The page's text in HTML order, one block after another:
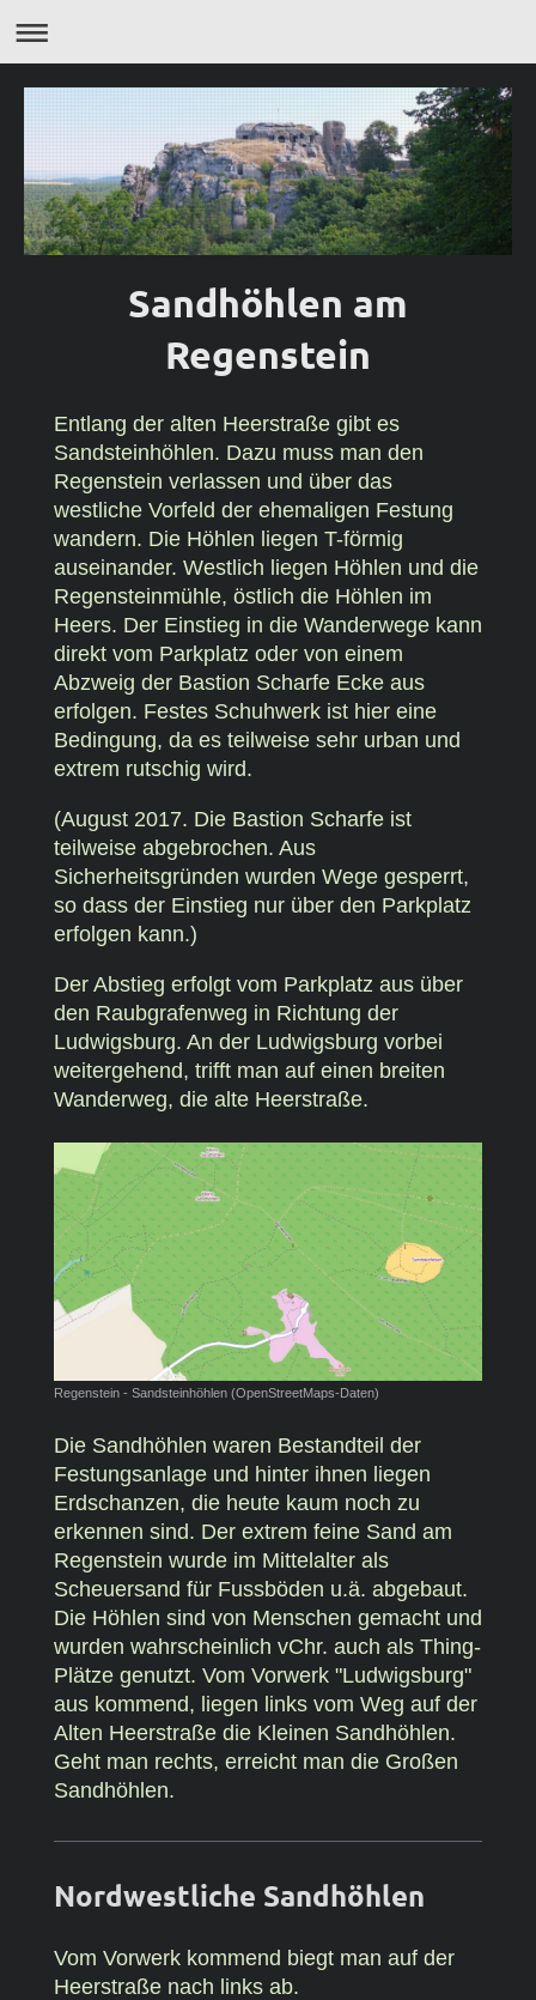
Sandhöhlen am
Regenstein
Entlang der alten Heerstraße gibt es
Sandsteinhöhlen. Dazu muss man den
Regenstein verlassen und über das
westliche Vorfeld der ehemaligen Festung
wandern. Die Höhlen liegen T-förmig
auseinander. Westlich liegen Höhlen und die
Regensteinmühle, östlich die Höhlen im
Heers. Der Einstieg in die Wanderwege kann
direkt vom Parkplatz oder von einem
Abzweig der Bastion Scharfe Ecke aus
erfolgen. Festes Schuhwerk ist hier eine
Bedingung, da es teilweise sehr urban und
extrem rutschig wird.
(August 2017. Die Bastion Scharfe ist
teilweise abgebrochen. Aus
Sicherheitsgründen wurden Wege gesperrt,
so dass der Einstieg nur über den Parkplatz
erfolgen kann.)
Der Abstieg erfolgt vom Parkplatz aus über
den Raubgrafenweg in Richtung der
Ludwigsburg. An der Ludwigsburg vorbei
weitergehend, trifft man auf einen breiten
Wanderweg, die alte Heerstraße.
Regenstein - Sandsteinhöhlen (OpenStreetMaps-Daten)
Die Sandhöhlen waren Bestandteil der
Festungsanlage und hinter ihnen liegen
Erdschanzen, die heute kaum noch zu
erkennen sind. Der extrem feine Sand am
Regenstein wurde im Mittelalter als
Scheuersand für Fussböden u.ä. abgebaut.
Die Höhlen sind von Menschen gemacht und
wurden wahrscheinlich vChr. auch als Thing-
Plätze genutzt. Vom Vorwerk "Ludwigsburg"
aus kommend, liegen links vom Weg auf der
Alten Heerstraße die Kleinen Sandhöhlen.
Geht man rechts, erreicht man die Großen
Sandhöhlen.
Nordwestliche Sandhöhlen
Vom Vorwerk kommend biegt man auf der
Heerstraße nach links ab.